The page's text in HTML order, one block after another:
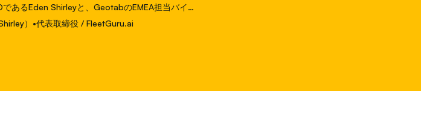
あるEden Shirleyと、GeotabのEMEA担当バイス
クセンブルクのメインステージに登壇し、その問
） •代表取締役 / FleetGuru.ai